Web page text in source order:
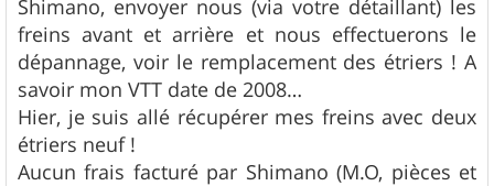
Shimano, envoyer nous (via votre détaillant) les
freins avant et arrière et nous effectuerons le
dépannage, voir le remplacement des étriers ! A
savoir mon VTT date de 2008…
Hier, je suis allé récupérer mes freins avec deux
étriers neuf !
Aucun frais facturé par Shimano (M.O, pièces et